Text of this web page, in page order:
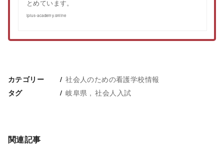
とめています。
iplus-academy.online
カテゴリー 社会人のための看護学校情報
タグ 岐阜県 社会人入試
関連記事